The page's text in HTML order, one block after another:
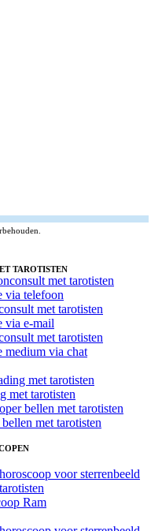
TAROTISTEN
via telefoon
via e-mail
medium via chat
met tarotisten
met tarotisten
Ram